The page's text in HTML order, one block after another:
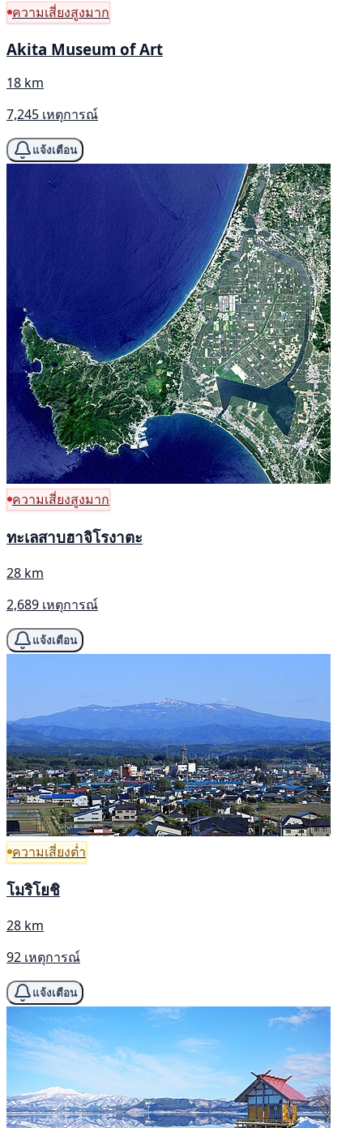
ความเสี่ยงสูงมาก
Akita Museum of Art
18 km
7,245 เหตุการณ์
แจ้งเตือน
ความเสี่ยงสูงมาก
ทะเลสาบฮาจิโรงาตะ
28 km
2,689 เหตุการณ์
แจ้งเตือน
ความเสี่ยงต่ำ
โมริโยชิ
28 km
92 เหตุการณ์
แจ้งเตือน